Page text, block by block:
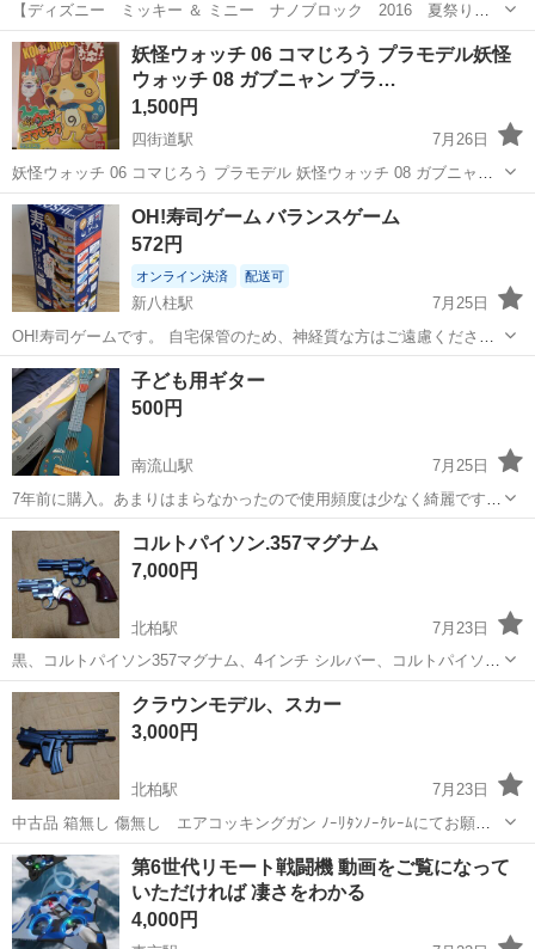
【ディズニー ミッキー ＆ ミニー ナノブロック 2016 夏祭り
２点セット】 新品・未開封品です。値札ははがしてます。 ある程度の
近隣であれば、渡しに行けます。ご相談ください。 #nanoblock ...
千葉 八千代市 村上駅 模型、プラモデル ナノブロック
妖怪ウォッチ 06 コマじろう プラモデル妖怪
ウォッチ 08 ガブニャン プラ…
1,500円
四街道駅
7月26日
妖怪ウォッチ 06 コマじろう プラモデル 妖怪ウォッチ 08 ガブニャン
プラモデル 新品未使用です。
千葉 四街道市 四街道駅 模型、プラモデル
OH!寿司ゲーム バランスゲーム
572円
オンライン決済 配送可
新八柱駅
7月25日
OH!寿司ゲームです。 自宅保管のため、神経質な方はご遠慮くださ
い。 着払いで発送します よろしくお願いいたします。
千葉 松戸市 新八柱駅
子ども用ギター
500円
南流山駅
7月25日
7年前に購入。あまりはまらなかったので使用頻度は少なく綺麗ですが
管理が雑だったので箱はボロボロです。 きちんとしたギターが欲しか
ったのでチューニングもしっかりと出来るギターです。 楽しんでもら
えたら嬉しいです。
千葉 流山市 南流山駅 模型、プラモデル
コルトパイソン.357マグナム
7,000円
北柏駅
7月23日
黒、コルトパイソン357マグナム、4インチ シルバー、コルトパイソン
357マグナム2.5インチ 傷あり 箱無し中古品 ﾉｰﾘﾀﾝﾉｰｸﾚｰﾑにてお願い
千葉 柏市 北柏駅 模型、プラモデル
クラウンモデル、スカー
3,000円
北柏駅
7月23日
中古品 箱無し 傷無し エアコッキングガン ﾉｰﾘﾀﾝﾉｰｸﾚｰﾑにてお願い
致します。
千葉 柏市 北柏駅 模型、プラモデル クラウンモデル
第6世代リモート戦闘機 動画をご覧になって
いただければ 凄さをわかる
4,000円